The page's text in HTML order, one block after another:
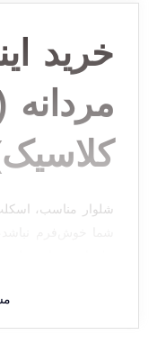
خرید
مردانه
شلوار مناسب،
طراحی کرده‌ایم
ایستادن زانو" را